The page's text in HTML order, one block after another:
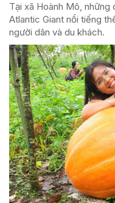
Tại xã Hoành Mô,
Atlantic Giant nổi tiếng
người dân và du khách.